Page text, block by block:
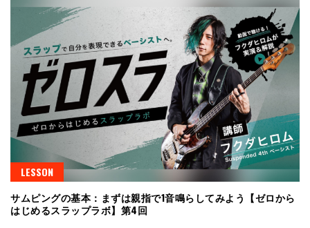
LESSON
サムピングの基本：まずは親指で1音鳴らしてみよう【ゼロから
はじめるスラップラボ】第4回